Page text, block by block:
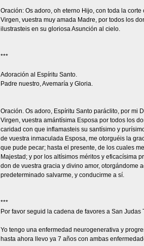
Oración: Os adoro, oh eterno Hijo, con toda la
Virgen, vuestra muy amada Madre, por todos los
ilustrasteis en su gloriosa Asunción al cielo.
***
Adoración al Espíritu Santo.
Padre nuestro, Avemaría y Gloria.
Oración. Os adoro, Espíritu Santo paráclito, por mi
Virgen, vuestra amántísima Esposa por todos los
caridad con que inflamasteis su santísimo y
de vuestra inmaculada Esposa, me otorguéis la
que pude pecar; hasta el presente, de los cuales
Majestad; y por los altísimos méritos y eficacísima
don de vuestra gracia y divino amor, otorgándome
predeterminado salvarme, y conducirme a sí.
***
Por favor seguid la cadena de favores a San
Yo tengo una enfermedad neurogenerativa y
hasta ahora llevo ya 7 años con ambas